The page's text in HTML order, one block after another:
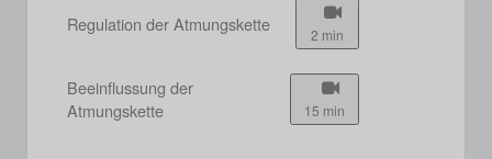
Regulation der Atmungskette 2 min
Beeinflussung der
Atmungskette
15 min